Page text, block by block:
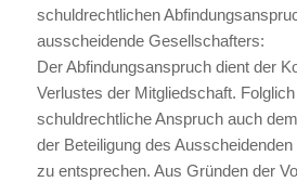
schuldrechtlichen
ausscheidende Gesellschafters:
Der Abfindungsanspruch dient der
Verlustes der Mitgliedschaft.
schuldrechtliche Anspruch auch
der Beteiligung des
zu entsprechen. Aus Gründen der